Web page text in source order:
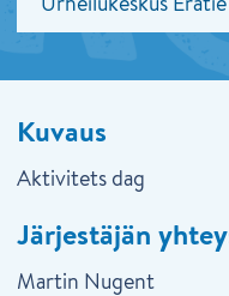
Kuvaus
Aktivitets dag
Järjestäjän
Martin Nugent